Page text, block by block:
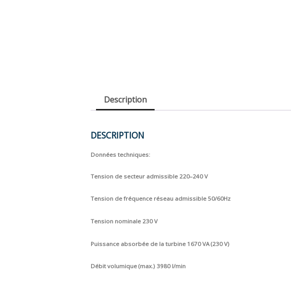
Description
DESCRIPTION
Données techniques:
Tension de secteur admissible 220–240 V
Tension de fréquence réseau admissible 50/60Hz
Tension nominale 230 V
Puissance absorbée de la turbine 1670 VA (230 V)
Débit volumique (max.) 3980 l/min